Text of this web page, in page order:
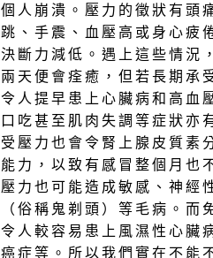
個人崩潰。壓力的徵狀有頭
跳、手震、血壓高或身心疲
決斷力減低。遇上這些情況
兩天便會痊癒，但若長期承
令人提早患上心臟病和高血
口吃甚至肌肉失調等症狀亦
受壓力也會令腎上腺皮質素
能力，以致有感冒整個月也
壓力也可能造成敏感、神經
（俗稱鬼剃頭）等毛病。而
令人較容易患上風濕性心臟
癌症等。所以我們實在不能